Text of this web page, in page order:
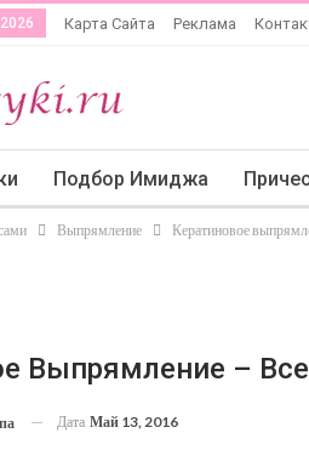
Карта Сайта Реклама
Подбор Имиджа
Выпрямление Кератиновое
Выпрямление –
Дата Май 13, 2016